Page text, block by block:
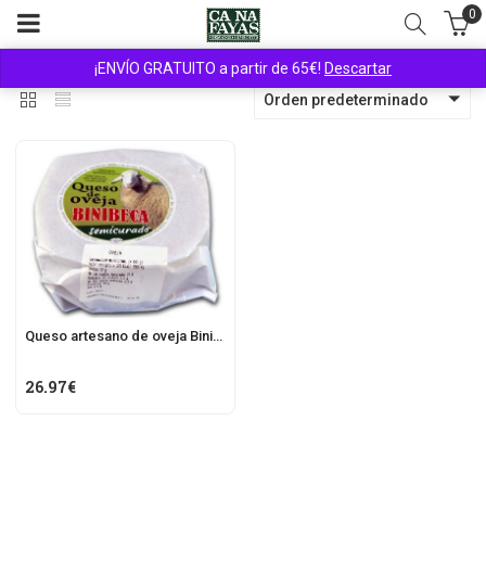
¡ENVÍO GRATUITO a partir de 65€! Descartar
0
Orden predeterminado
Queso artesano de oveja Binibeca
26.97€